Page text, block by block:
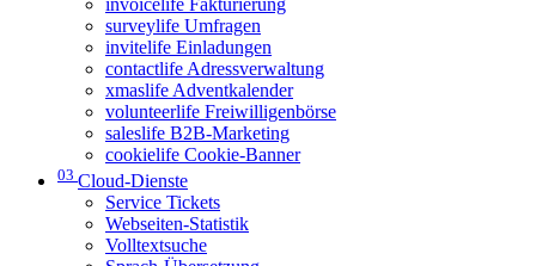
invoicelife Fakturierung
surveylife Umfragen
invitelife Einladungen
contactlife Adressverwaltung
xmaslife Adventkalender
volunteerlife Freiwilligenbörse
saleslife B2B-Marketing
cookielife Cookie-Banner
03 Cloud-Dienste
Service Tickets
Webseiten-Statistik
Volltextsuche